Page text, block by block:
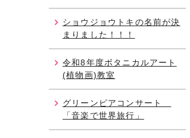
ショウジョウトキの名前が決
まりました！！！
令和8年度ボタニカルアート
(植物画)教室
グリーンピアコンサート
「音楽で世界旅行」